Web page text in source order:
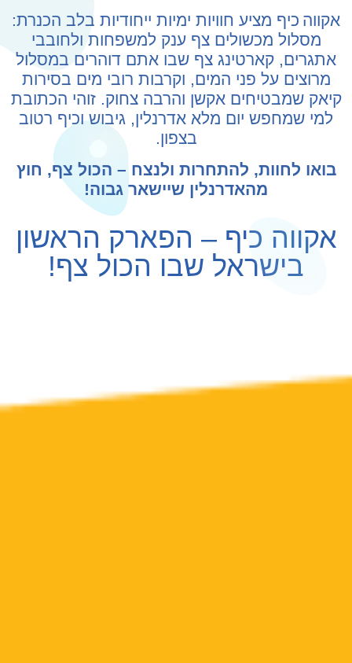
אקווה כיף מציע חוויות ימיות ייחודיות בלב הכנרת:
מסלול מכשולים צף ענק למשפחות ולחובבי
אתגרים, קארטינג צף שבו אתם דוהרים במסלול
מרוצים על פני המים, וקרבות רובי מים בסירות
קיאק שמבטיחים אקשן והרבה צחוק. זוהי הכתובת
למי שמחפש יום מלא אדרנלין, גיבוש וכיף רטוב
בצפון.
בואו לחוות, להתחרות ולנצח – הכול צף, חוץ
מהאדרנלין שיישאר גבוה!
אקווה כיף – הפארק הראשון
בישראל שבו הכול צף!